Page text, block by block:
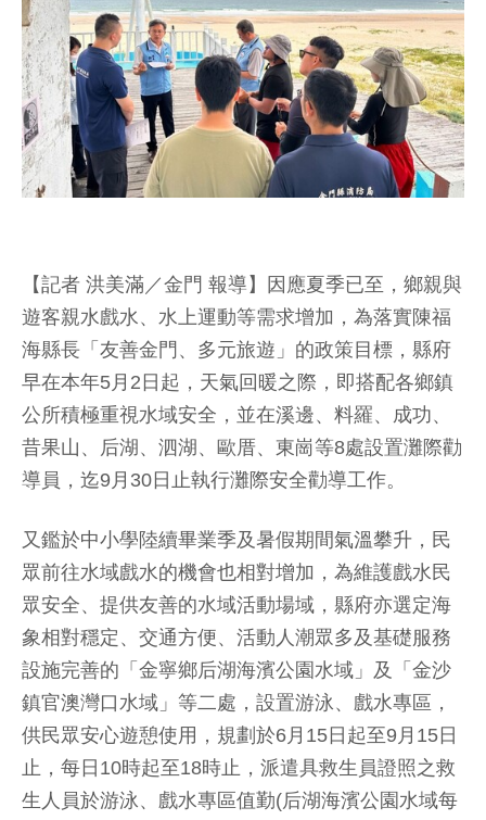
【記者 洪美滿／金門 報導】因應夏季已至，鄉親與
遊客親水戲水、水上運動等需求增加，為落實陳福
海縣長「友善金門、多元旅遊」的政策目標，縣府
早在本年5月2日起，天氣回暖之際，即搭配各鄉鎮
公所積極重視水域安全，並在溪邊、料羅、成功、
昔果山、后湖、泗湖、歐厝、東崗等8處設置灘際勸
導員，迄9月30日止執行灘際安全勸導工作。
又鑑於中小學陸續畢業季及暑假期間氣溫攀升，民
眾前往水域戲水的機會也相對增加，為維護戲水民
眾安全、提供友善的水域活動場域，縣府亦選定海
象相對穩定、交通方便、活動人潮眾多及基礎服務
設施完善的「金寧鄉后湖海濱公園水域」及「金沙
鎮官澳灣口水域」等二處，設置游泳、戲水專區，
供民眾安心遊憩使用，規劃於6月15日起至9月15日
止，每日10時起至18時止，派遣具救生員證照之救
生人員於游泳、戲水專區值勤(后湖海濱公園水域每